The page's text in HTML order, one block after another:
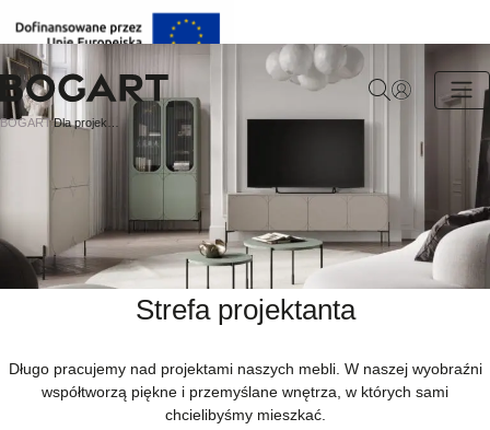
BOGART.
BOGART.
Strefa projektanta
Długo pracujemy nad projektami naszych mebli. W naszej wyobraźni
współtworzą piękne i przemyślane wnętrza, w których sami
chcielibyśmy mieszkać.